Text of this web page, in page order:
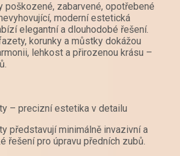
poškozené, zabarvené, opotřebené
moderní estetická
elegantní a dlouhodobé řešení.
korunky a můstky dokážou
lehkost a přirozenou krásu –
– precizní estetika v detailu
představují minimálně invazivní a
řešení pro úpravu předních zubů.